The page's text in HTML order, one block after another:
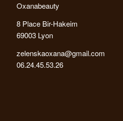
Oxanabeauty
8 Place Bir-Hakeim
69003 Lyon
zelenskaoxana@gmail.com
06.24.45.53.26